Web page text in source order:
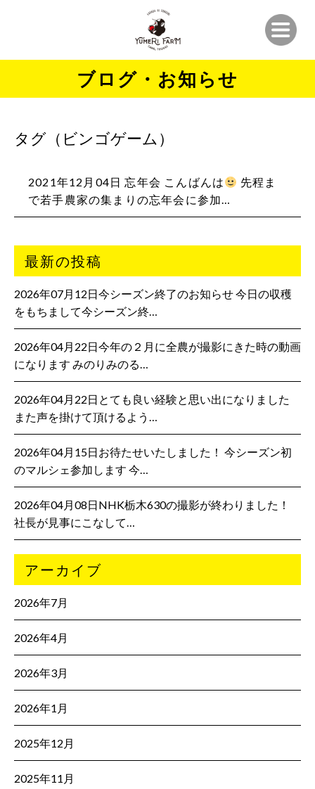
ブログ・お知らせ
タグ（ビンゴゲーム）
2021年12月04日 忘年会 こんばんは
先程ま
で若手農家の集まりの忘年会に参加…
最新の投稿
2026年07月12日今シーズン終了のお知らせ 今日の収穫
をもちまして今シーズン終…
2026年04月22日今年の２月に全農が撮影にきた時の動画
になります みのりみのる…
2026年04月22日とても良い経験と思い出になりました
また声を掛けて頂けるよう…
2026年04月15日お待たせいたしました！ 今シーズン初
のマルシェ参加します 今…
2026年04月08日NHK栃木630の撮影が終わりました！
社長が見事にこなして…
アーカイブ
2026年7月
2026年4月
2026年3月
2026年1月
2025年12月
2025年11月